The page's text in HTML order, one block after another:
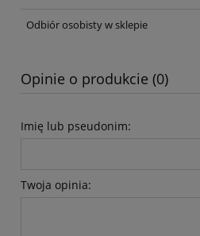
Odbiór osobisty w sklepie
Opinie o produkcie (0)
Imię lub pseudonim:
Twoja opinia: